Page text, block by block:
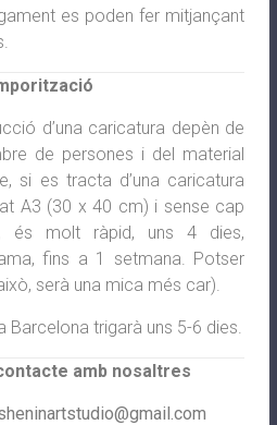
es poden fer mitjançant
d’una caricatura depèn de
de persones i del material
si es tracta d’una caricatura
A3 (30 x 40 cm) i sense cap
és molt ràpid, uns 4 dies,
fins a 1 setmana. Potser
serà una mica més car).
Barcelona trigarà uns 5-6 dies.
amb nosaltres